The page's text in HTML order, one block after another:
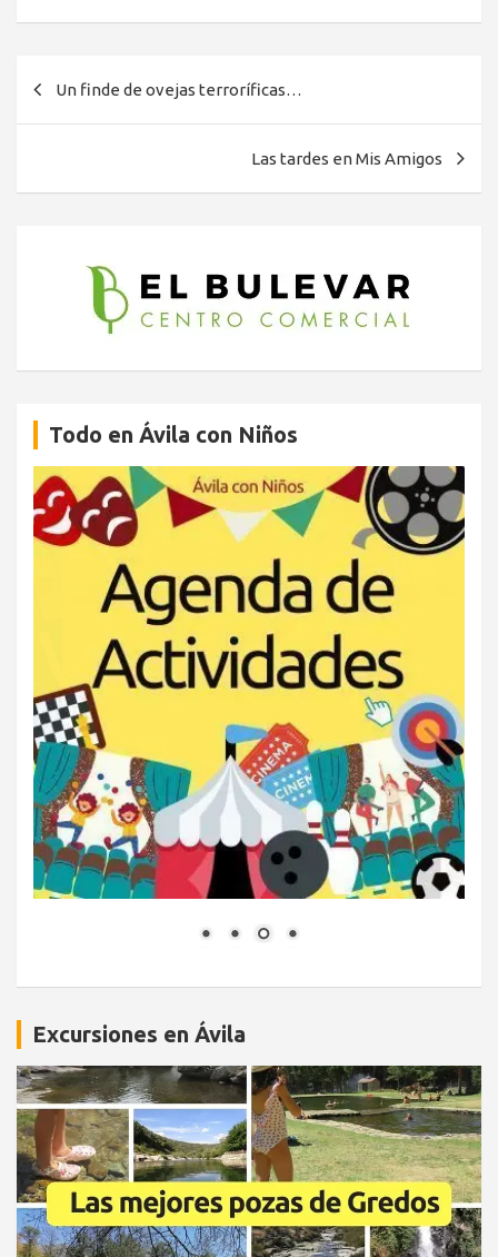
Un finde de ovejas terroríficas…
Las tardes en Mis Amigos
Todo en Ávila con Niños
Excursiones en Ávila